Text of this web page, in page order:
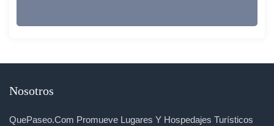
Nosotros
QuePaseo.com Promueve Lugares Y Hospedajes Turísticos